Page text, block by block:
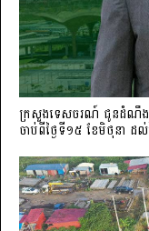
ក្រសួងទេសចរណ៍ ជូនដំណឹងពីក
ចាប់ពីថ្ងៃទី១៥ ខែមិថុនា ដ